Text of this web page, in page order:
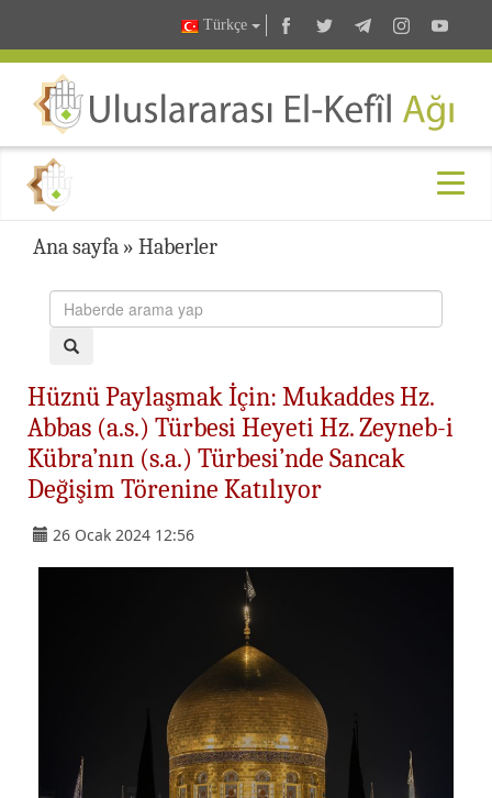
Türkçe
Ana sayfa » Haberler
Hüznü Paylaşmak İçin: Mukaddes Hz.
Abbas (a.s.) Türbesi Heyeti Hz. Zeyneb-i
Kübra’nın (s.a.) Türbesi’nde Sancak
Değişim Törenine Katılıyor
26 Ocak 2024 12:56